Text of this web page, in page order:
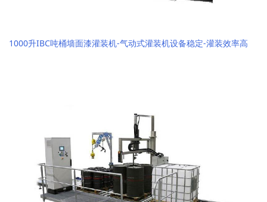
1000升IBC吨桶墙面漆灌装机-气动式灌装机设备稳定-灌装效率高